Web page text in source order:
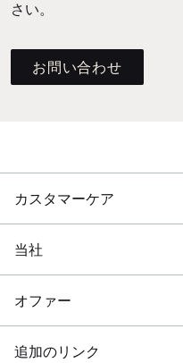
さい。
お問い合わせ
カスタマーケア
当社
オファー
追加のリンク